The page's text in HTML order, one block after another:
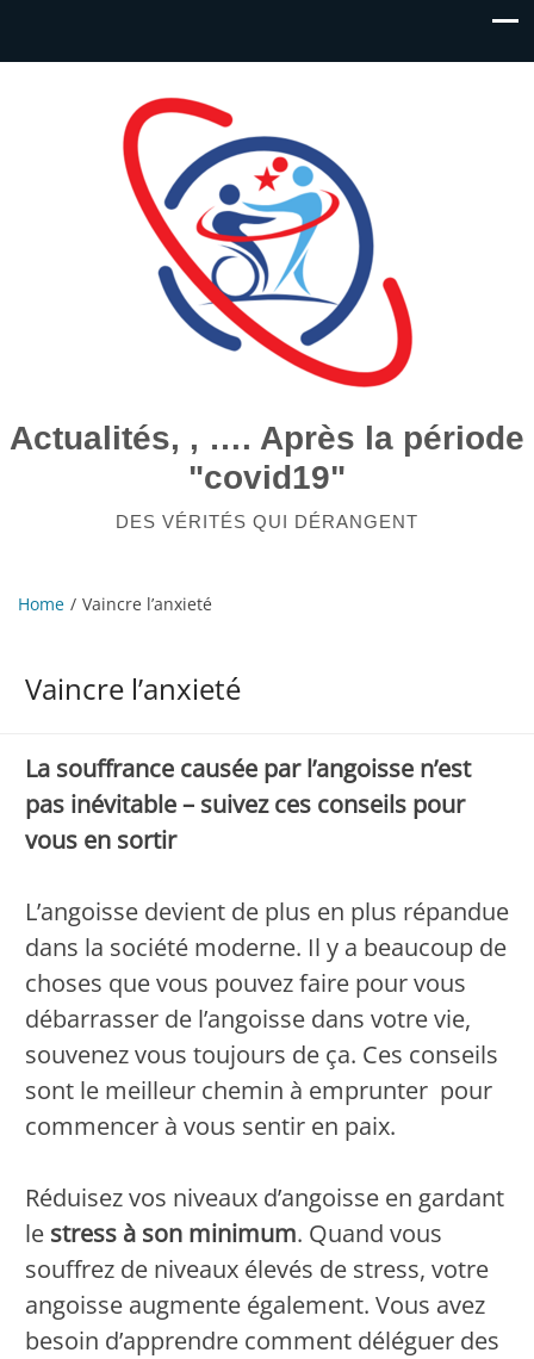
Actualités, , …. Après la période
"covid19"
DES VÉRITÉS QUI DÉRANGENT
Home Vaincre l’anxieté
Vaincre l’anxieté
La souffrance causée par l’angoisse n’est
pas inévitable – suivez ces conseils pour
vous en sortir
L’angoisse devient de plus en plus répandue
dans la société moderne. Il y a beaucoup de
choses que vous pouvez faire pour vous
débarrasser de l’angoisse dans votre vie,
souvenez vous toujours de ça. Ces conseils
sont le meilleur chemin à emprunter pour
commencer à vous sentir en paix.
Réduisez vos niveaux d’angoisse en gardant
le stress à son minimum. Quand vous
souffrez de niveaux élevés de stress, votre
angoisse augmente également. Vous avez
besoin d’apprendre comment déléguer des